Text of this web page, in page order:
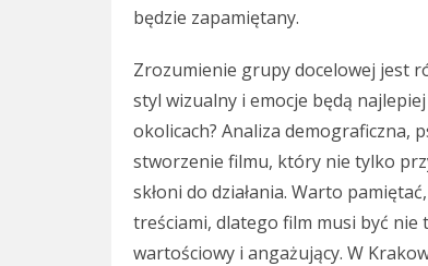
będzie zapamiętany.
Zrozumienie grupy docelowej jest
styl wizualny i emocje będą
okolicach? Analiza demograficzna,
stworzenie filmu, który nie tylko
skłoni do działania. Warto
treściami, dlatego film musi być
wartościowy i angażujący. W